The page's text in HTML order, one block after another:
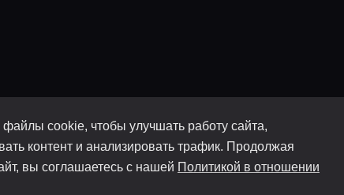
cookie, чтобы улучшать работу сайта,
контент и анализировать трафик. Продолжая
вы соглашаетесь с нашей Политикой в отношении